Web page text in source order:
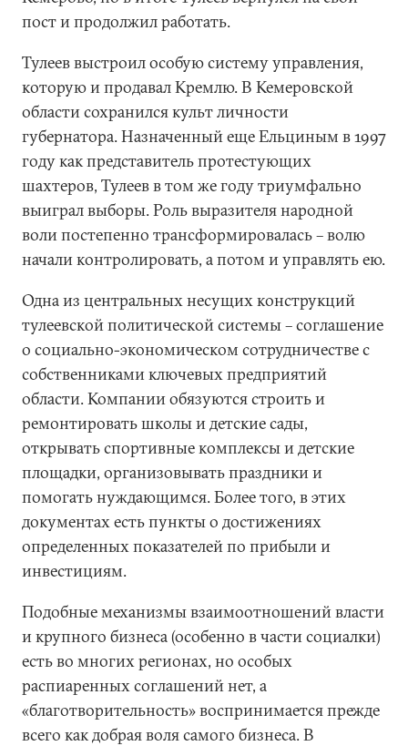
пост и продолжил работать.
Тулеев выстроил особую систему управления,
которую и продавал Кремлю. В Кемеровской
области сохранился культ личности
губернатора. Назначенный еще Ельциным в 1997
году как представитель протестующих
шахтеров, Тулеев в том же году триумфально
выиграл выборы. Роль выразителя народной
воли постепенно трансформировалась – волю
начали контролировать, а потом и управлять ею.
Одна из центральных несущих конструкций
тулеевской политической системы – соглашение
о социально-экономическом сотрудничестве с
собственниками ключевых предприятий
области. Компании обязуются строить и
ремонтировать школы и детские сады,
открывать спортивные комплексы и детские
площадки, организовывать праздники и
помогать нуждающимся. Более того, в этих
документах есть пункты о достижениях
определенных показателей по прибыли и
инвестициям.
Подобные механизмы взаимоотношений власти
и крупного бизнеса (особенно в части социалки)
есть во многих регионах, но особых
распиаренных соглашений нет, а
«благотворительность» воспринимается прежде
всего как добрая воля самого бизнеса. В